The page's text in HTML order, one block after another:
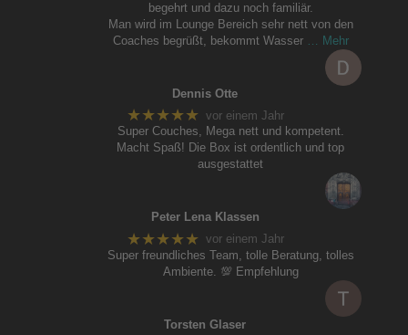
begehrt und dazu noch familiär.
Man wird im Lounge Bereich sehr nett von den
Coaches begrüßt, bekommt Wasser … Mehr
Dennis Otte
★★★★★ vor einem Jahr
Super Couches, Mega nett und kompetent.
Macht Spaß! Die Box ist ordentlich und top
ausgestattet
Peter Lena Klassen
★★★★★ vor einem Jahr
Super freundliches Team, tolle Beratung, tolles
Ambiente. 💯 Empfehlung
Torsten Glaser